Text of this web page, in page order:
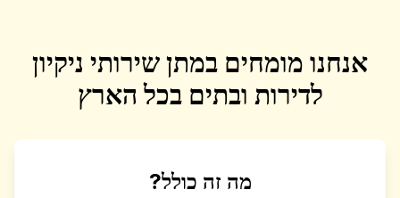
אנחנו מומחים במתן שירותי ניקיון
לדירות ובתים בכל הארץ
מה זה כולל?